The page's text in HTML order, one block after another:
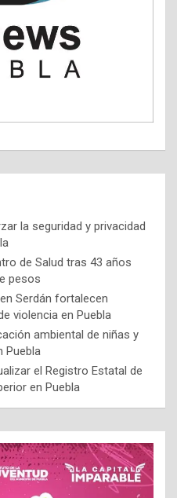
la seguridad y privacidad
de Salud tras 43 años
pesos
Serdán fortalecen
violencia en Puebla
ambiental de niñas y
Puebla
el Registro Estatal de
en Puebla